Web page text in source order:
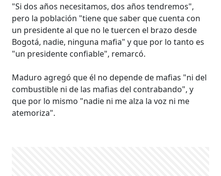
"Si dos años necesitamos, dos años tendremos",
pero la población "tiene que saber que cuenta con
un presidente al que no le tuercen el brazo desde
Bogotá, nadie, ninguna mafia" y que por lo tanto es
"un presidente confiable", remarcó.
Maduro agregó que él no depende de mafias "ni del
combustible ni de las mafias del contrabando", y
que por lo mismo "nadie ni me alza la voz ni me
atemoriza".